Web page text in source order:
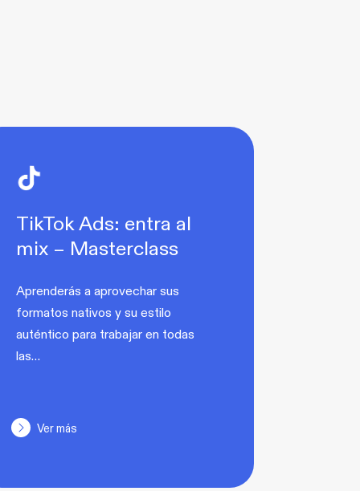
TikTok Ads: entra al
mix – Masterclass
Aprenderás a aprovechar sus
formatos nativos y su estilo
auténtico para trabajar en todas
las…
Ver más